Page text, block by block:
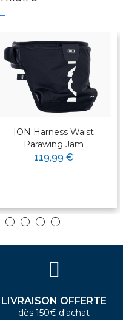
ION Harness Waist
Parawing Jam
119,99 €
LIVRAISON OFFERTE
dès 150€ d'achat